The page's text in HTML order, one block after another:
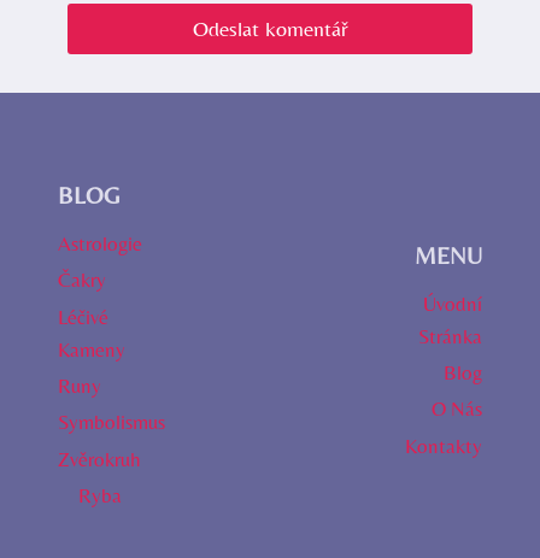
BLOG
Astrologie
Čakry
Léčivé
Kameny
Runy
Symbolismus
Zvěrokruh
Ryba
MENU
Úvodní
Stránka
Blog
O Nás
Kontakty